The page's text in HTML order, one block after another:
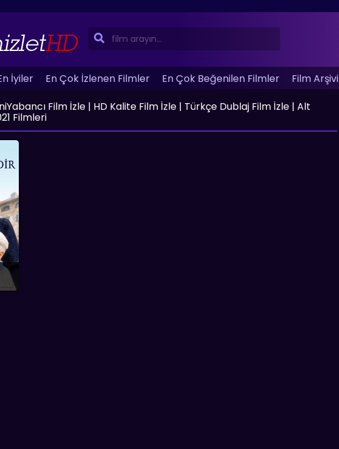
İyiler En Çok İzlenen Filmler En Çok Beğenilen Filmler Film Arşivi
Film İzle | HD Kalite Film İzle | Türkçe Dublaj Film İzle | Alt
Filmleri